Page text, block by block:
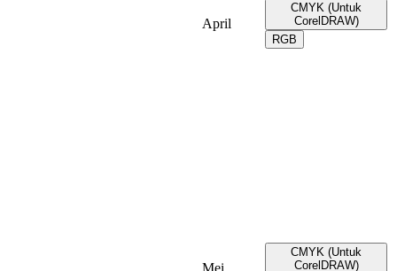
April
CMYK (Untuk
CorelDRAW)
RGB
CMYK (Untuk
CorelDRAW)